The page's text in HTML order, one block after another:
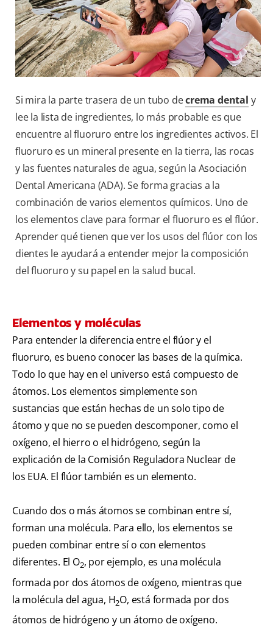
CUPONES
DONDE COMPRAR
PY (ES)
Si mira la parte trasera de un tubo decrema dental y
lee la lista de ingredientes, lo más probable es que
encuentre al fluoruro entre los ingredientes activos. El
fluoruro es un mineral presente en la tierra, las rocas
y las fuentes naturales de agua, según la Asociación
Dental Americana (ADA). Se forma gracias a la
combinación de varios elementos químicos. Uno de
los elementos clave para formar el fluoruro es el flúor.
Aprender qué tienen que ver los usos del flúor con los
dientes le ayudará a entender mejor la composición
del fluoruro y su papel en la salud bucal.
Elementos y moléculas
Para entender la diferencia entre el flúor y el
fluoruro, es bueno conocer las bases de la química.
Todo lo que hay en el universo está compuesto de
átomos. Los elementos simplemente son
sustancias que están hechas de un solo tipo de
átomo y que no se pueden descomponer, como el
oxígeno, el hierro o el hidrógeno, según la
explicación de la Comisión Reguladora Nuclear de
los EUA. El flúor también es un elemento.
Cuando dos o más átomos se combinan entre sí,
forman una molécula. Para ello, los elementos se
pueden combinar entre sí o con elementos
diferentes. El O2, por ejemplo, es una molécula
formada por dos átomos de oxígeno, mientras que
la molécula del agua, H2O, está formada por dos
átomos de hidrógeno y un átomo de oxígeno.